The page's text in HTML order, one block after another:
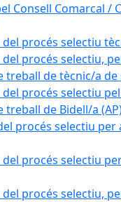
Consell Comarcal /
procés selectiu
del procés selectiu,
de tècnic/a
del procés selectiu
de Bidell/a
procés selectiu
procés selectiu
del procés selectiu,